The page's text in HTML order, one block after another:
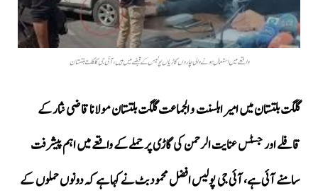
واقعے میں استعمال ہونے والی چاروں گاڑیاں پولیس کے قبضے میں ہیں، آئی جی گلگلت بلتستان
گلگت بلتستان میں امیر اہلسنت و الجماعت گلگت بلتستان مولانا قاضی نثار کے
قافلے اور جسٹس عنایت الرحمن کی گاڑی پر حملے کے واقعے میں اہم پیشرفت
سامنے آئی ہے، آئی جی پولیس افضل محمود بٹ نے کہا ہے کہ دونوں حملوں کے